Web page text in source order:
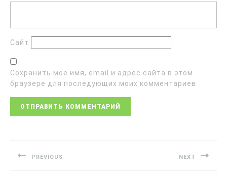
Сайт
Сохранить моё имя, email и адрес сайта в этом
браузере для последующих моих комментариев.
PREVIOUS NEXT